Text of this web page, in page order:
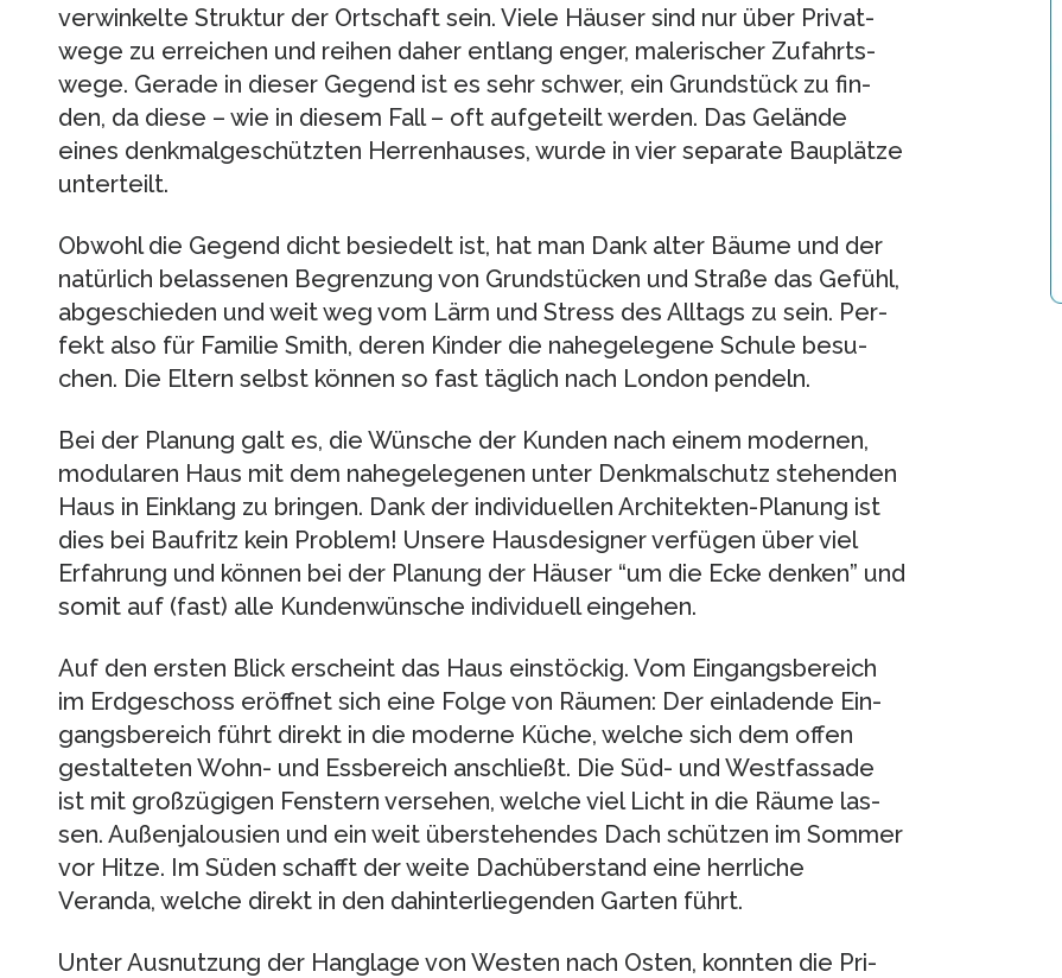
ver­win­kelte Struk­tur der Ort­schaft sein. Viele Häu­ser sind nur über Pri­vat­
wege zu errei­chen und rei­hen daher ent­lang enger, male­ri­scher Zufahrts­
wege. Gerade in die­ser Gegend ist es sehr schwer, ein Grund­stück zu fin­
den, da diese – wie in die­sem Fall – oft auf­ge­teilt wer­den. Das Gelände
eines denk­mal­ge­schütz­ten Her­ren­hau­ses, wurde in vier sepa­rate Bau­plätze
unter­teilt.
Obwohl die Gegend dicht besie­delt ist, hat man Dank alter Bäume und der
natür­lich belas­se­nen Begren­zung von Grund­stü­cken und Straße das Gefühl,
abge­schie­den und weit weg vom Lärm und Stress des All­tags zu sein. Per­
fekt also für Fami­lie Smith, deren Kin­der die nahe­ge­le­gene Schule besu­
chen. Die Eltern selbst kön­nen so fast täg­lich nach Lon­don pen­deln.
Bei der Pla­nung galt es, die Wün­sche der Kun­den nach einem moder­nen,
modu­la­ren Haus mit dem nahe­ge­le­ge­nen unter Denk­mal­schutz ste­hen­den
Haus in Ein­klang zu brin­gen. Dank der indi­vi­du­el­len Archi­tek­ten-Pla­nung ist
dies bei Bau­fritz kein Pro­blem! Unsere Haus­de­si­gner ver­fü­gen über viel
Erfah­rung und kön­nen bei der Pla­nung der Häu­ser “um die Ecke den­ken” und
somit auf (fast) alle Kun­den­wün­sche indi­vi­du­ell ein­ge­hen.
Auf den ers­ten Blick erscheint das Haus ein­stö­ckig. Vom Ein­gangs­be­reich
im Erd­ge­schoss eröff­net sich eine Folge von Räu­men: Der ein­la­dende Ein­
gangs­be­reich führt direkt in die moderne Küche, wel­che sich dem offen
gestal­te­ten Wohn- und Ess­be­reich anschließt. Die Süd- und West­fas­sade
ist mit groß­zü­gi­gen Fens­tern ver­se­hen, wel­che viel Licht in die Räume las­
sen. Außen­ja­lou­sien und ein weit über­ste­hen­des Dach schüt­zen im Som­mer
vor Hitze. Im Süden schafft der weite Dach­über­stand eine herr­li­che
Veranda, wel­che direkt in den dahin­ter­lie­gen­den Gar­ten führt.
Unter Aus­nut­zung der Hang­lage von Wes­ten nach Osten, konn­ten die Pri­